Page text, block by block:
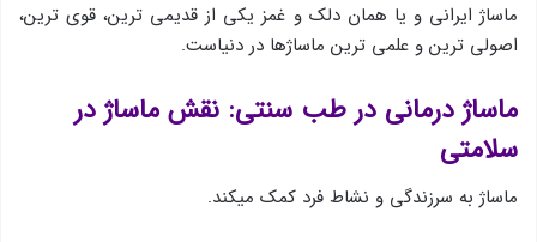
ماساژ ایرانی و یا همان دلک و غمز یکی از قدیمی ترین، قوی ترین،
اصولی ترین و علمی ترین ماساژها در دنیاست.
ماساژ درمانی در طب سنتی: نقش ماساژ در
سلامتی
ماساژ به سرزندگی و نشاط فرد کمک میکند.